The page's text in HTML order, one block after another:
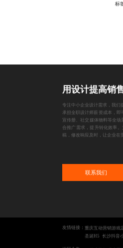
标
用设计提高销
专注中小企业设计需求，我们
承担全职设计师薪资成本，即
宣传册、社交媒体物料等全场
合推广需求，提升转化效率
稿，修改响应及时，让企业在
联系我们
友情链接： 重庆互动营销游戏
圣诞H5 长沙抖音